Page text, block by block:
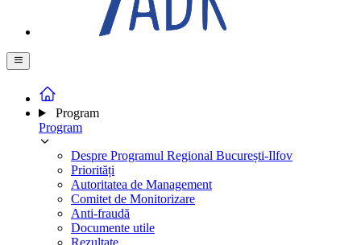
Program
Program
Despre Programul Regional București-Ilfov
Priorități
Autoritatea de Management
Comitet de Monitorizare
Anti-fraudă
Documente utile
Rezultate